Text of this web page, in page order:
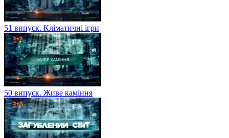
51 випуск. Кліматичні ігри
50 випуск. Живе каміння